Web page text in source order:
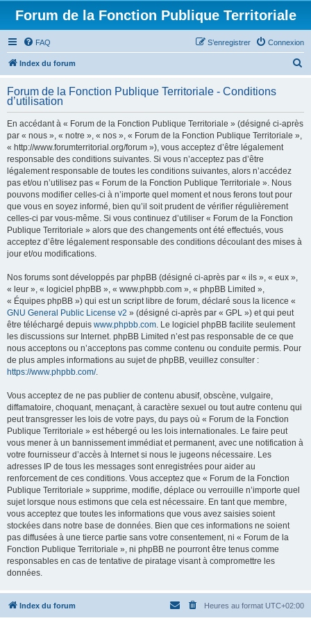
Forum de la Fonction Publique Territoriale
FAQ Connexion
S’enregistrer
Index du forum
h
Forum de la Fonction Publique Territoriale - Conditions
d’utilisation
En accédant à « Forum de la Fonction Publique Territoriale » (désigné ci-après
par « nous », « notre », « nos », « Forum de la Fonction Publique Territoriale »,
« http://www.forumterritorial.org/forum »), vous acceptez d’être légalement
responsable des conditions suivantes. Si vous n’acceptez pas d’être
légalement responsable de toutes les conditions suivantes, alors n’accédez
pas et/ou n’utilisez pas « Forum de la Fonction Publique Territoriale ». Nous
pouvons modifier celles-ci à n’importe quel moment et nous ferons tout pour
que vous en soyez informé, bien qu’il soit prudent de vérifier régulièrement
celles-ci par vous-même. Si vous continuez d’utiliser « Forum de la Fonction
Publique Territoriale » alors que des changements ont été effectués, vous
acceptez d’être légalement responsable des conditions découlant des mises à
jour et/ou modifications.
Nos forums sont développés par phpBB (désigné ci-après par « ils », « eux »,
« leur », « logiciel phpBB », « www.phpbb.com », « phpBB Limited »,
« Équipes phpBB ») qui est un script libre de forum, déclaré sous la licence «
GNU General Public License v2 » (désigné ci-après par « GPL ») et qui peut
être téléchargé depuis www.phpbb.com. Le logiciel phpBB facilite seulement
les discussions sur Internet. phpBB Limited n’est pas responsable de ce que
nous acceptons ou n’acceptons pas comme contenu ou conduite permis. Pour
de plus amples informations au sujet de phpBB, veuillez consulter :
https://www.phpbb.com/.
Vous acceptez de ne pas publier de contenu abusif, obscène, vulgaire,
diffamatoire, choquant, menaçant, à caractère sexuel ou tout autre contenu qui
peut transgresser les lois de votre pays, du pays où « Forum de la Fonction
Publique Territoriale » est hébergé ou les lois internationales. Le faire peut
vous mener à un bannissement immédiat et permanent, avec une notification à
votre fournisseur d’accès à Internet si nous le jugeons nécessaire. Les
adresses IP de tous les messages sont enregistrées pour aider au
renforcement de ces conditions. Vous acceptez que « Forum de la Fonction
Publique Territoriale » supprime, modifie, déplace ou verrouille n’importe quel
sujet lorsque nous estimons que cela est nécessaire. En tant que membre,
vous acceptez que toutes les informations que vous avez saisies soient
stockées dans notre base de données. Bien que ces informations ne soient
pas diffusées à une tierce partie sans votre consentement, ni « Forum de la
Fonction Publique Territoriale », ni phpBB ne pourront être tenus comme
responsables en cas de tentative de piratage visant à compromettre les
données.
Index du forum Heures au format UTC+02:00